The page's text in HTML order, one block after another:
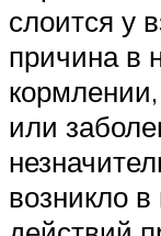
слоится у
причина в
или
возникло